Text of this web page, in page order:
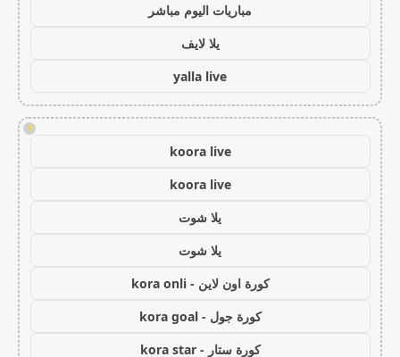
مباريات اليوم مباشر
يلا لايف
yalla live
!
koora live
koora live
يلا شوت
يلا شوت
كورة اون لاين - kora onli
كورة جول - kora goal
كورة ستار - kora star